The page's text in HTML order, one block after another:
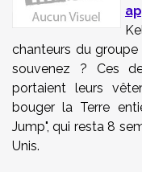
chanteurs du
souvenez ? Ces
portaient leurs
bouger la Terre
Jump", qui resta 8
Unis.